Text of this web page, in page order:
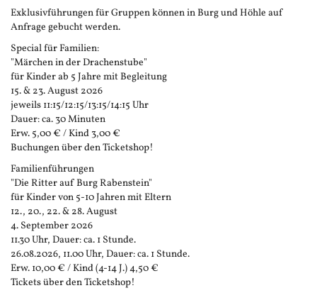
Exklusivführungen für Gruppen können in Burg und Höhle auf
Anfrage gebucht werden.
Special für Familien:
"Märchen in der Drachenstube"
für Kinder ab 5 Jahre mit Begleitung
15. & 23. August 2026
jeweils 11:15/12:15/13:15/14:15 Uhr
Dauer: ca. 30 Minuten
Erw. 5,00 € / Kind 3,00 €
Buchungen über den Ticketshop!
Familienführungen
"Die Ritter auf Burg Rabenstein"
für Kinder von 5-10 Jahren mit Eltern
12., 20., 22. & 28. August
4. September 2026
11.30 Uhr, Dauer: ca. 1 Stunde.
26.08.2026, 11.00 Uhr, Dauer: ca. 1 Stunde.
Erw. 10,00 € / Kind (4-14 J.) 4,50 €
Tickets über den Ticketshop!